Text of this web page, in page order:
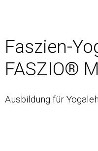
Faszien-
FASZIO®
Ausbildung für